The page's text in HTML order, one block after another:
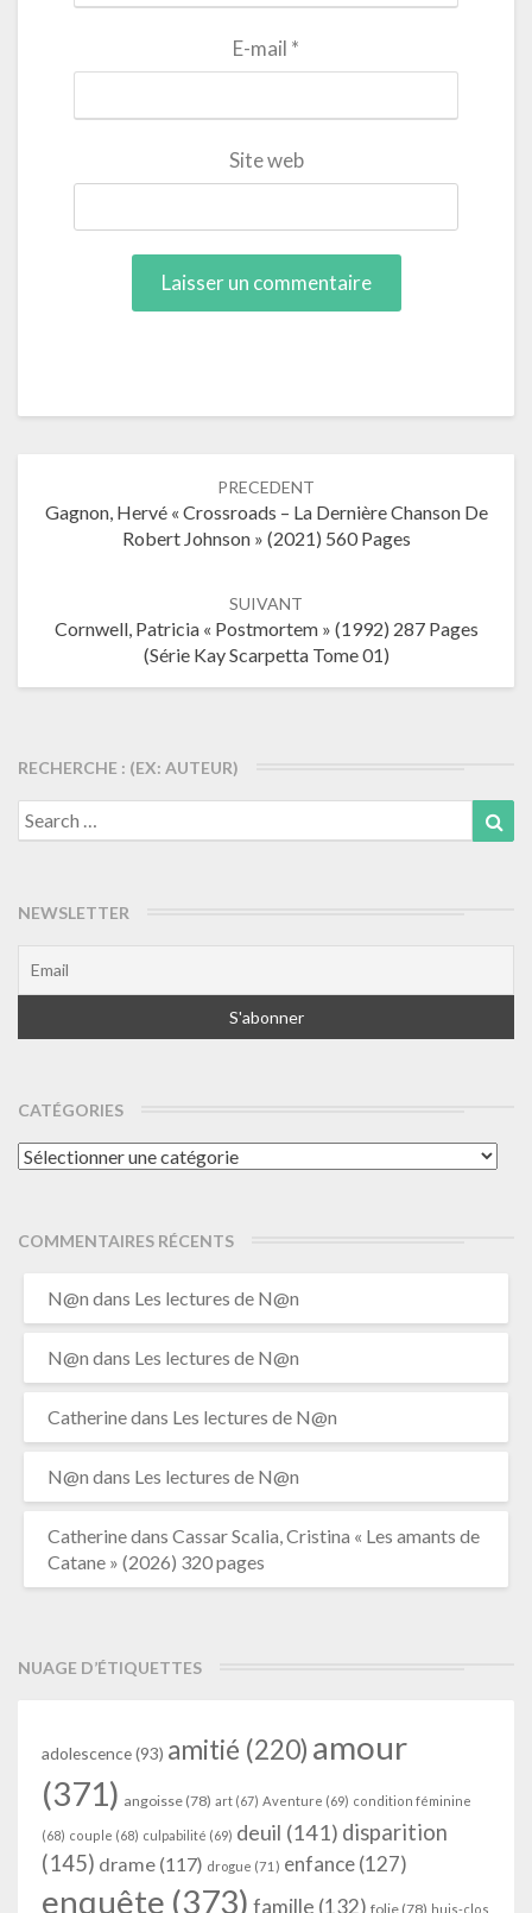
E-mail *
Site web
les
PRECEDENT
Gagnon, Hervé « Crossroads – La Dernière Chanson De
Robert Johnson » (2021) 560 Pages
SUIVANT
Cornwell, Patricia « Postmortem » (1992) 287 Pages
(Série Kay Scarpetta Tome 01)
RECHERCHE : (EX: AUTEUR)
Search
for:
NEWSLETTER
CATÉGORIES
Catégories
COMMENTAIRES RÉCENTS
N@n dans Les lectures de N@n
N@n dans Les lectures de N@n
Catherinedans Les lectures de N@n
N@n dans Les lectures de N@n
Catherinedans Cassar Scalia, Cristina « Les amants de
Catane » (2026) 320 pages
NUAGE D’ÉTIQUETTES
adolescence(93) amitié (220) amour
(371) angoisse (78) art (67) Aventure (69) condition féminine
(68) couple (68) culpabilité (69) deuil (141) disparition
(145) drame (117) drogue (71) enfance(127)
enquête (373) famille (132) folie (78) huis-clos